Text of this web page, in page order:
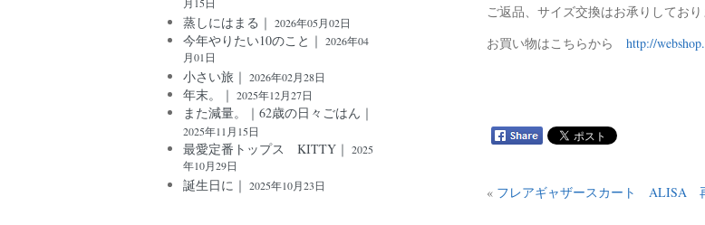
ご返品、サイズ交換はお承りしてお
お買い物はこちらから http://
« フレアギャザースカート ALISA
月15日
蒸しにはまる｜ 2026年05月02日
今年やりたい10のこと｜ 2026年04
月01日
小さい旅｜ 2026年02月28日
年末。｜ 2025年12月27日
また減量。｜62歳の日々ごはん｜
2025年11月15日
最愛定番トップス KITTY｜ 2025
年10月29日
誕生日に｜ 2025年10月23日